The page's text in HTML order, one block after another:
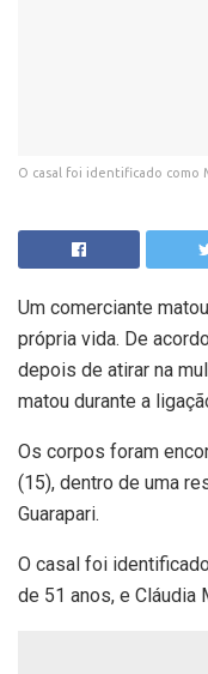
O casal foi identificado como
Um comerciante
própria vida. De
depois de atirar na
matou durante a
Os corpos foram
(15), dentro de uma
Guarapari.
O casal foi
de 51 anos, e Cláudia